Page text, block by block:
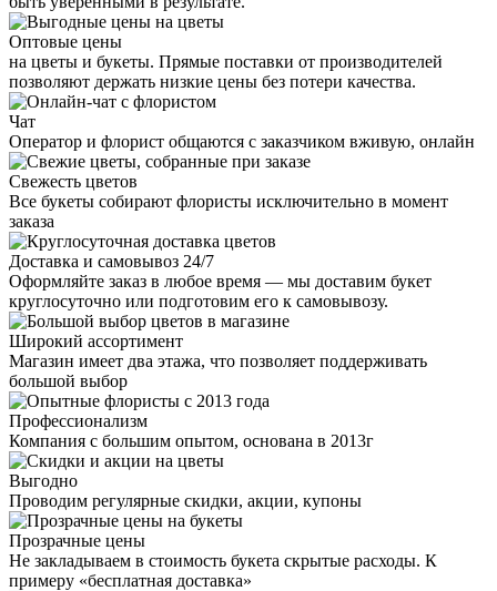
Оптовые цены
на цветы и букеты. Прямые поставки от производителей
позволяют держать низкие цены без потери качества.
Чат
Оператор и флорист общаются с заказчиком вживую, онлайн
Свежесть цветов
Все букеты собирают флористы исключительно в момент
заказа
Доставка и самовывоз 24/7
Оформляйте заказ в любое время — мы доставим букет
круглосуточно или подготовим его к самовывозу.
Широкий ассортимент
Магазин имеет два этажа, что позволяет поддерживать
большой выбор
Профессионализм
Компания с большим опытом, основана в 2013г
Выгодно
Проводим регулярные скидки, акции, купоны
Прозрачные цены
Не закладываем в стоимость букета скрытые расходы. К
примеру «бесплатная доставка»